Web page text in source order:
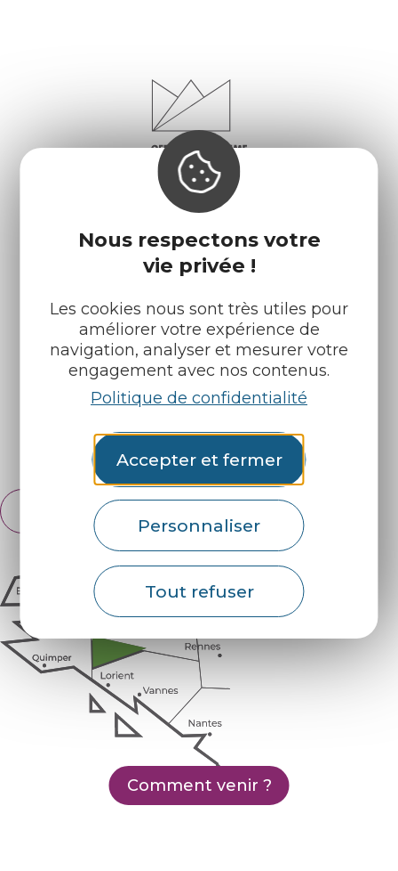
Nous respectons votre
vie privée !
Les cookies nous sont très utiles pour
améliorer votre expérience de
navigation, analyser et mesurer votre
engagement avec nos contenus.
Politique de confidentialité
Accepter et fermer
Personnaliser
Tout refuser
Infos pratiques
Nos accueils
Nos brochures
Météo
Retrouvez-nous sur :
Espace pro Partenaires
Français
English
Comment venir ?